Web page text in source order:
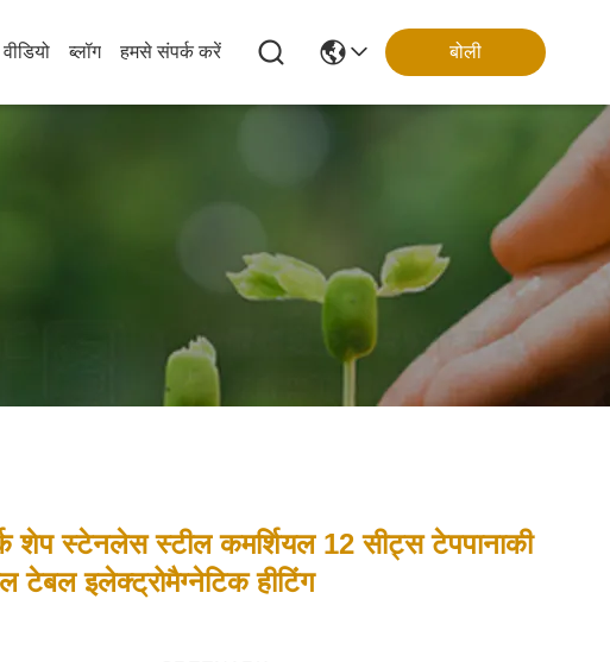
वीडियो ब्लॉग हमसे संपर्क करें बोली
शेप स्टेनलेस स्टील कमर्शियल 12 सीट्स टेपपानाकी
टेबल इलेक्ट्रोमैग्नेटिक हीटिंग